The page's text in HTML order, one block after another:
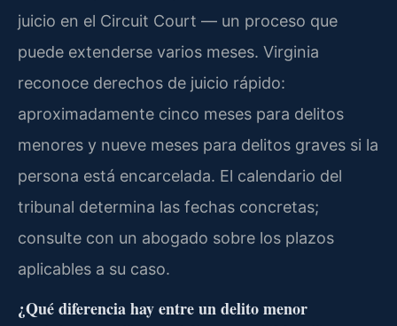
juicio en el Circuit Court — un proceso que
puede extenderse varios meses. Virginia
reconoce derechos de juicio rápido:
aproximadamente cinco meses para delitos
menores y nueve meses para delitos graves si la
persona está encarcelada. El calendario del
tribunal determina las fechas concretas;
consulte con un abogado sobre los plazos
aplicables a su caso.
¿Qué diferencia hay entre un delito menor